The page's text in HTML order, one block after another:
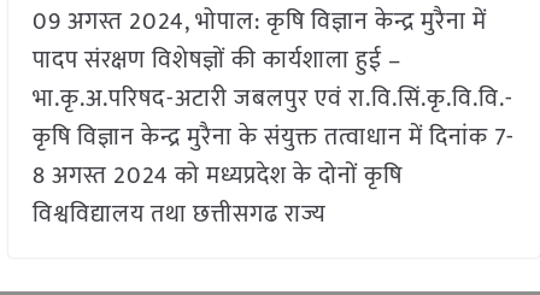
09 अगस्त 2024, भोपाल: कृषि विज्ञान केन्द्र मुरैना में
पादप संरक्षण विशेषज्ञों की कार्यशाला हुई –
भा.कृ.अ.परिषद-अटारी जबलपुर एवं रा.वि.सिं.कृ.वि.वि.-
कृषि विज्ञान केन्द्र मुरैना के संयुक्त तत्वाधान में दिनांक 7-
8 अगस्त 2024 को मध्यप्रदेश के दोनों कृषि
विश्वविद्यालय तथा छत्तीसगढ राज्य